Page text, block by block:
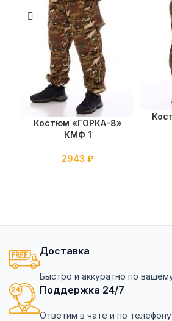
Костюм «ГОРКА-8»
КМФ 1
2943 ₽
Доставка
Быстро и аккуратно по
Поддержка 24/7
Ответим в чате и по